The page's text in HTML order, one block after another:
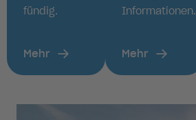
fündig.
Mehr
Informationen.
Mehr